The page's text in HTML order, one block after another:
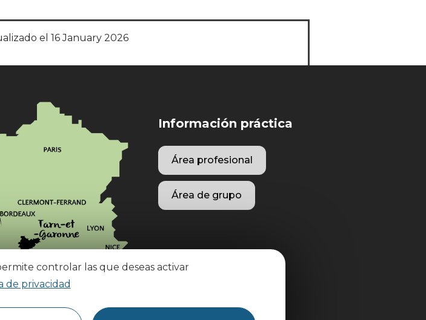
controlar las que deseas activar
de privacidad
el 16 January 2026
Información práctica
Área profesional
Área de grupo